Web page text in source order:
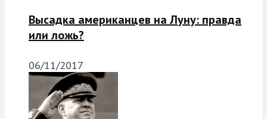
Высадка американцев на Луну: правда
или ложь?
06/11/2017